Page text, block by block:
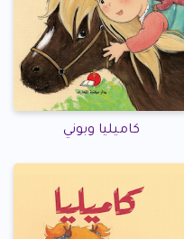
كاميليا وبوني